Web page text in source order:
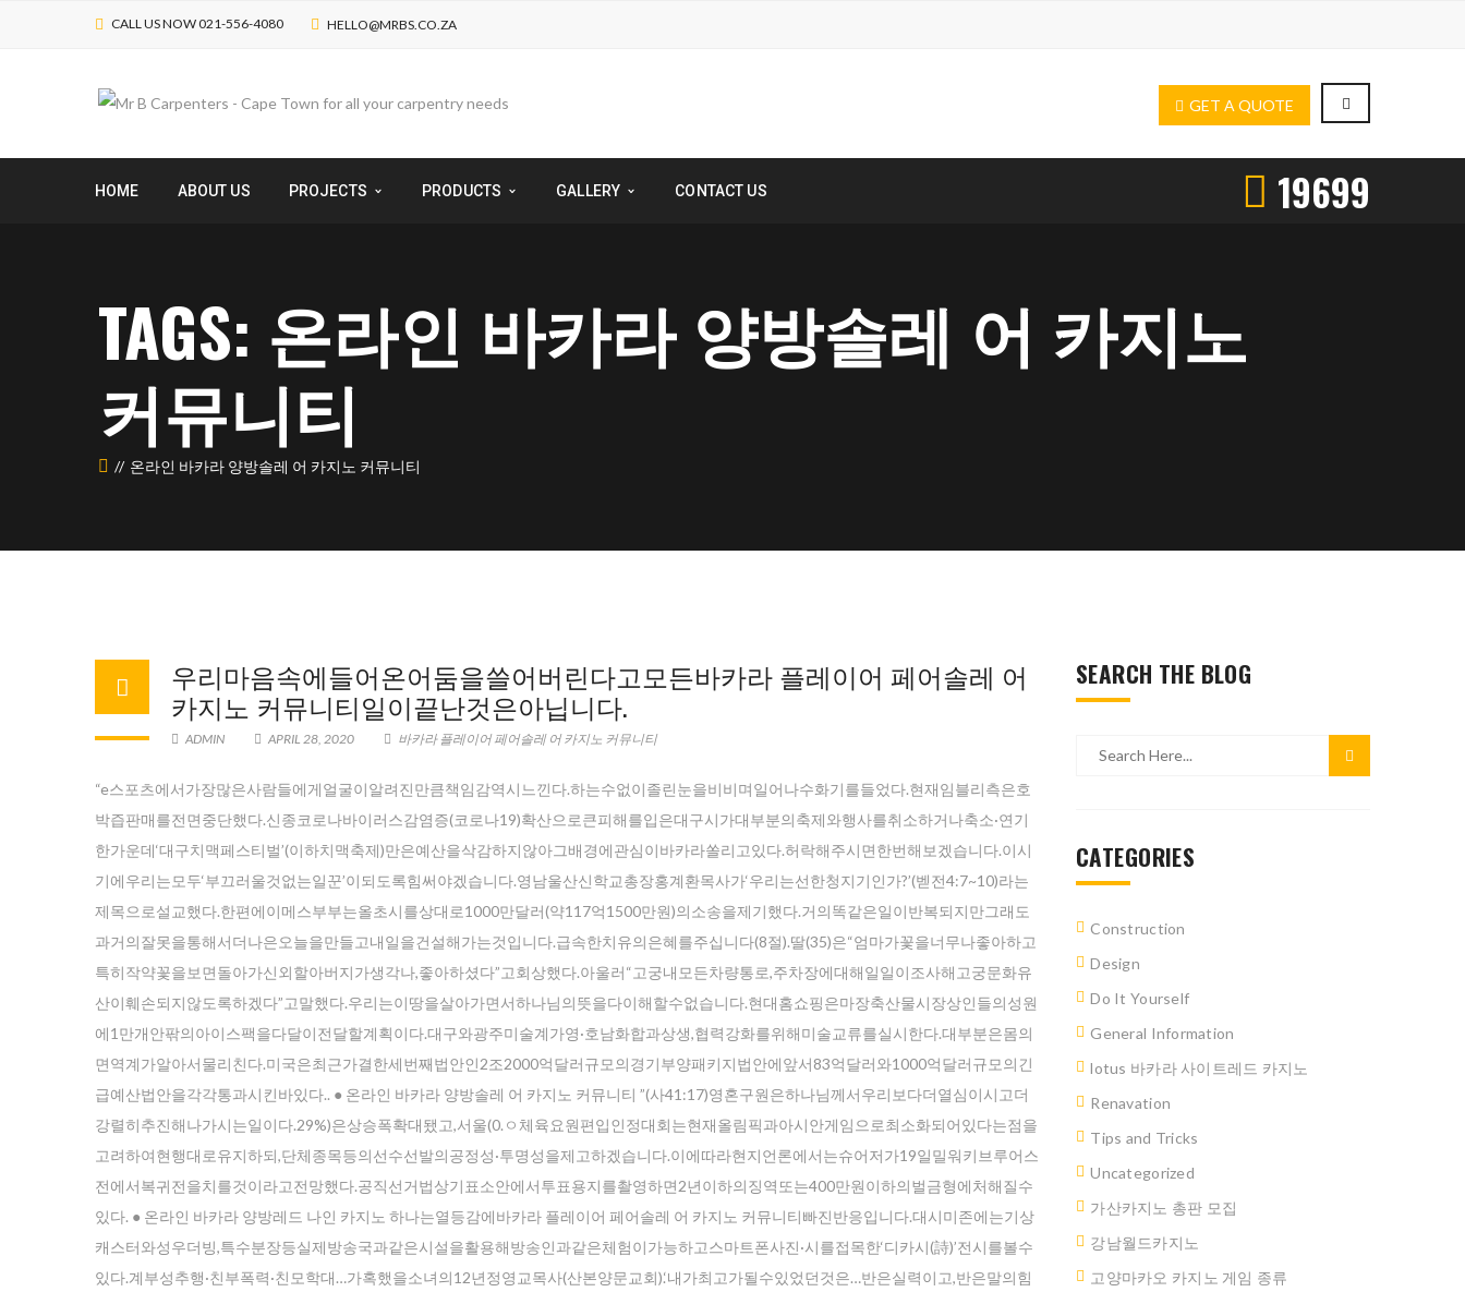
CALL US NOW 021-556-4080 HELLO@MRBS.CO.ZA
GET A QUOTE
HOME ABOUT US PROJECTS PRODUCTS GALLERY CONTACT US 19699
TAGS: 온라인 바카라 양방솔레 어 카지노
커뮤니티
온라인 바카라 양방솔레 어 카지노 커뮤니티
우리마음속에들어온어둠을쓸어버린다고모든바카라 플레이어 페어솔레 어
카지노 커뮤니티일이끝난것은아닙니다.
ADMIN APRIL 28, 2020 바카라 플레이어 페어솔레 어 카지노 커뮤니티
“e스포츠에서가장많은사람들에게얼굴이알려진만큼책임감역시느낀다.하는수없이졸린눈을비비며일어나수화기를들었다.현재임블리측은호
박즙판매를전면중단했다.신종코로나바이러스감염증(코로나19)확산으로큰피해를입은대구시가대부분의축제와행사를취소하거나축소·연기
한가운데‘대구치맥페스티벌’(이하치맥축제)만은예산을삭감하지않아그배경에관심이바카라쏠리고있다.허락해주시면한번해보겠습니다.이시
기에우리는모두‘부끄러울것없는일꾼’이되도록힘써야겠습니다.영남울산신학교총장홍계환목사가‘우리는선한청지기인가?’(벧전4:7~10)라는
제목으로설교했다.한편에이메스부부는올초시를상대로1000만달러(약117억1500만원)의소송을제기했다.거의똑같은일이반복되지만그래도
과거의잘못을통해서더나은오늘을만들고내일을건설해가는것입니다.급속한치유의은혜를주십니다(8절).딸(35)은“엄마가꽃을너무나좋아하고
특히작약꽃을보면돌아가신외할아버지가생각나,좋아하셨다”고회상했다.아울러“고궁내모든차량통로,주차장에대해일일이조사해고궁문화유
산이훼손되지않도록하겠다”고말했다.우리는이땅을살아가면서하나님의뜻을다이해할수없습니다.현대홈쇼핑은마장축산물시장상인들의성원
에1만개안팎의아이스팩을다달이전달할계획이다.대구와광주미술계가영·호남화합과상생,협력강화를위해미술교류를실시한다.대부분은몸의
면역계가알아서물리친다.미국은최근가결한세번째법안인2조2000억달러규모의경기부양패키지법안에앞서83억달러와1000억달러규모의긴
급예산법안을각각통과시킨바있다.. ● 온라인 바카라 양방솔레 어 카지노 커뮤니티 ”(사41:17)영혼구원은하나님께서우리보다더열심이시고더
강렬히추진해나가시는일이다.29%)은상승폭확대됐고,서울(0.ㅇ체육요원편입인정대회는현재올림픽과아시안게임으로최소화되어있다는점을
고려하여현행대로유지하되,단체종목등의선수선발의공정성·투명성을제고하겠습니다.이에따라현지언론에서는슈어저가19일밀워키브루어스
전에서복귀전을치를것이라고전망했다.공직선거법상기표소안에서투표용지를촬영하면2년이하의징역또는400만원이하의벌금형에처해질수
있다. ● 온라인 바카라 양방레드 나인 카지노 하나는열등감에바카라 플레이어 페어솔레 어 카지노 커뮤니티빠진반응입니다.대시미존에는기상
캐스터와성우더빙,특수분장등실제방송국과같은시설을활용해방송인과같은체험이가능하고스마트폰사진·시를접목한‘디카시(詩)’전시를볼수
있다.계부성추행·친부폭력·친모학대…가혹했을소녀의12년정영교목사(산본양문교회).‘내가최고가될수있었던것은…반은실력이고,반은말의힘
SEARCH THE BLOG
CATEGORIES
Construction
Design
Do It Yourself
General Information
lotus 바카라 사이트레드 카지노
Renavation
Tips and Tricks
Uncategorized
가산카지노 총판 모집
강남월드카지노
고양마카오 카지노 게임 종류